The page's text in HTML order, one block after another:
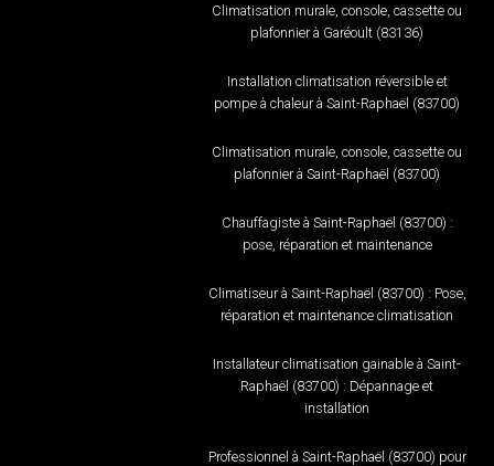
Climatisation murale, console, cassette ou
plafonnier à Garéoult (83136)
Installation climatisation réversible et
pompe à chaleur à Saint-Raphaël (83700)
Climatisation murale, console, cassette ou
plafonnier à Saint-Raphaël (83700)
Chauffagiste à Saint-Raphaël (83700) :
pose, réparation et maintenance
Climatiseur à Saint-Raphaël (83700) : Pose,
réparation et maintenance climatisation
Installateur climatisation gainable à Saint-
Raphaël (83700) : Dépannage et
installation
Professionnel à Saint-Raphaël (83700) pour